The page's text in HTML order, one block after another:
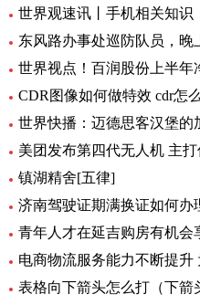
世界观速讯丨手机相关知识
东风路办事处巡防队员，
CDR图像如何做特效 cdr怎
世界快播：迈德思客汉堡的
美团发布第四代无人机 主
镇湖精舍[五律]
济南驾驶证期满换证如何办
青年人才在延吉购房有机会
电商物流服务能力不断提
表格向下箭头怎么打（下箭